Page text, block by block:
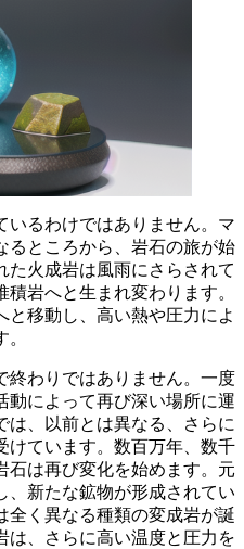
るわけではありません。 マ
る ところから、岩石の旅が始
た火成岩は風雨にさらされて
岩へと生まれ変わります。
と移動 し、高い熱や圧力によ
終わりではありません。一度
動によって再び深い場所に運
、以前とは異なる、
さらに
けています。数百万年、数千
石は再び変化を始めます。元
新たな鉱物が形成されてい
全く異なる種類の変成岩が誕
は、さらに高い温度と圧力を